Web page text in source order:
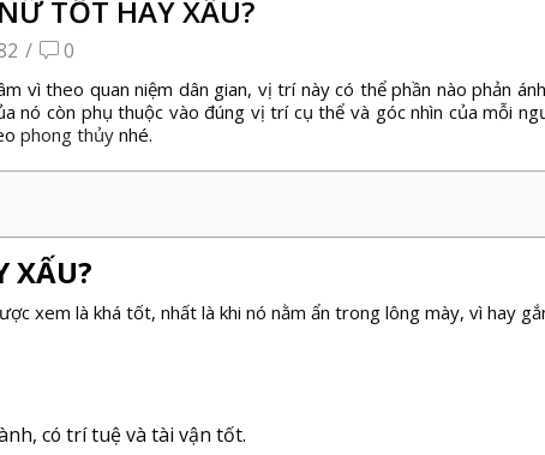
TỐT HAY XẤU?
/ 0
vì theo quan niệm dân gian, vị trí này có thể phần nào phản
nó còn phụ thuộc vào đúng vị trí cụ thể và góc nhìn của mỗi
phong thủy nhé.
XẤU?
xem là khá tốt, nhất là khi nó nằm ẩn trong lông mày, vì hay
có trí tuệ và tài vận tốt.